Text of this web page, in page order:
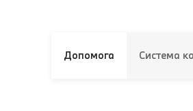
Допомога Система